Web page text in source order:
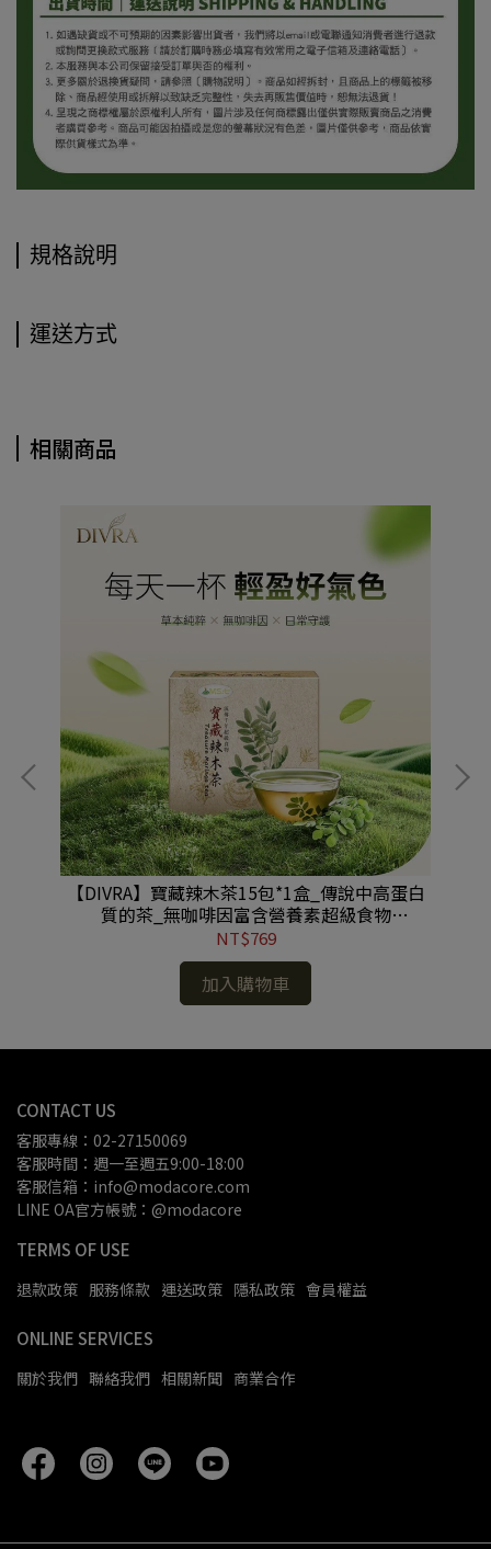
規格說明
運送方式
相關商品
【DIVRA】寶藏辣木茶15包*1盒_傳說中高蛋白
質的茶_無咖啡因富含營養素超級食物
#MS251004001
NT$769
加入購物車
CONTACT US
客服專線：02-27150069
客服時間：週一至週五9:00-18:00
客服信箱：info@modacore.com
LINE OA官方帳號：@modacore
TERMS OF USE
退款政策 服務條款 運送政策 隱私政策 會員權益
ONLINE SERVICES
關於我們 聯絡我們 相關新聞 商業合作